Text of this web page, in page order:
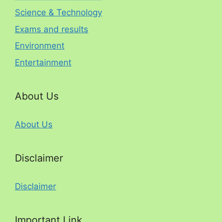
Science & Technology
Exams and results
Environment
Entertainment
About Us
About Us
Disclaimer
Disclaimer